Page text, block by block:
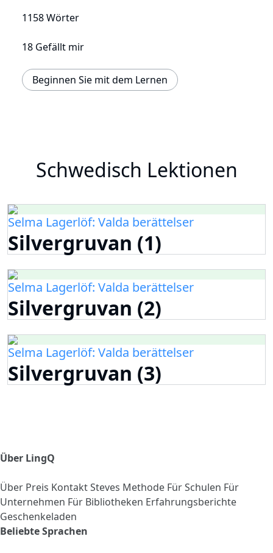
1158 Wörter
18 Gefällt mir
Beginnen Sie mit dem Lernen
Schwedisch Lektionen
Selma Lagerlöf: Valda berättelser
Silvergruvan (1)
Selma Lagerlöf: Valda berättelser
Silvergruvan (2)
Selma Lagerlöf: Valda berättelser
Silvergruvan (3)
Über LingQ
Über Preis KontaktSteves Methode Für Schulen Für
Unternehmen Für Bibliotheken Erfahrungsberichte
Geschenkeladen
Beliebte Sprachen